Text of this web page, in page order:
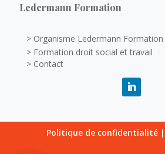
Ledermann Formation
> Organisme Ledermann Formation
> Formation droit social et travail
> Contact
Politique de confidentialité |